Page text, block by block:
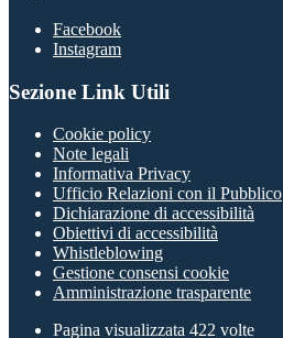
Facebook
Instagram
Sezione Link Utili
Cookie policy
Note legali
Informativa Privacy
Ufficio Relazioni con il Pubblico
Dichiarazione di accessibilità
Obiettivi di accessibilità
Whistleblowing
Gestione consensi cookie
Amministrazione trasparente
Pagina visualizzata 422 volte